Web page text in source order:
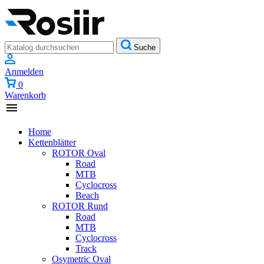
Suche
Anmelden
0
Warenkorb
Home
Kettenblätter
ROTOR Oval
Road
MTB
Cyclocross
Beach
ROTOR Rund
Road
MTB
Cyclocross
Track
Osymetric Oval